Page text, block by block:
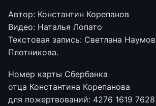
Автор: Константин Корепанов
Видео: Наталья Лопато
Текстовая запись: Светлана
Плотникова.
Номер карты Сбербанка
отца Константина Корепанова
для пожертвований: 4276 1619